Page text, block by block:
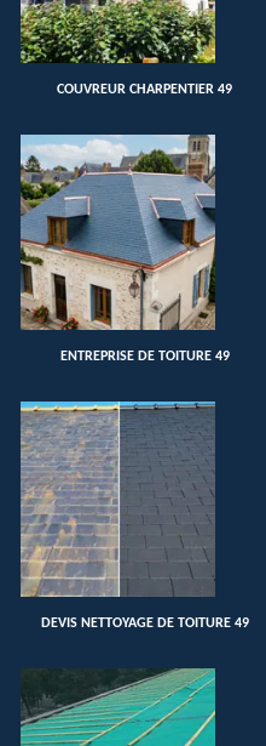
COUVREUR CHARPENTIER 49
ENTREPRISE DE TOITURE 49
DEVIS NETTOYAGE DE TOITURE 49